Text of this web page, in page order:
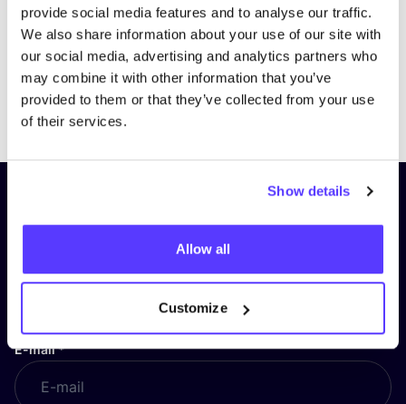
provide social media features and to analyse our traffic.
We also share information about your use of our site with
our social media, advertising and analytics partners who
may combine it with other information that you’ve
provided to them or that they’ve collected from your use
of their services.
Show details
Allow all
Customize
PreviousNext
Schrijf je in op onze nieuwsbrief
en blijf op de hoogte!
Voornaam*
E-mail*